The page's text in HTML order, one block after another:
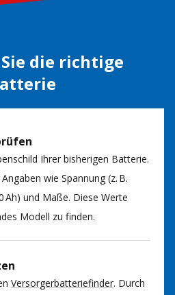
die richtige
Ihrer bisherigen Batterie.
wie Spannung (z. B.
Ah) und Maße. Diese Werte
Modell zu finden.
Versorgerbatteriefinder. Durch